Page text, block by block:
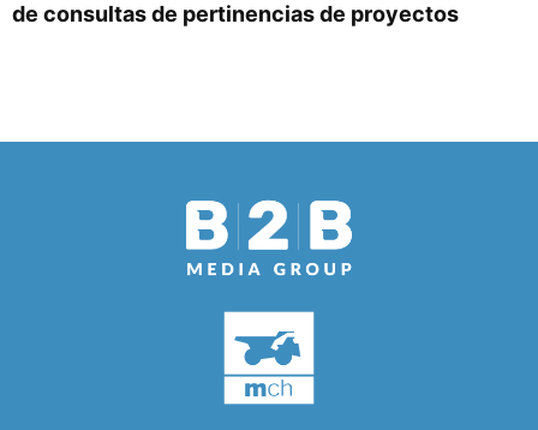
de consultas de pertinencias de proyectos